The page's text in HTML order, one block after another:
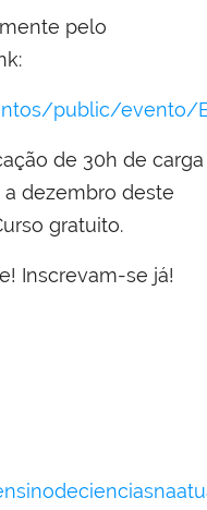
pelo
public/evento/
de 30h de carga
dezembro deste
gratuito.
Inscrevam-se já!